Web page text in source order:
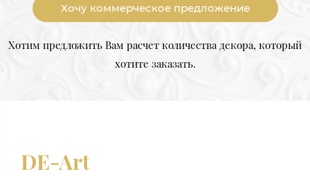
Хочу коммерческое предложение
Хотим предложить Вам расчет количества декора, который
хотите заказать.
DE-Art